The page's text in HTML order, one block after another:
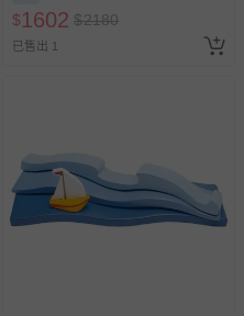
$1602 $2180
已售出 1